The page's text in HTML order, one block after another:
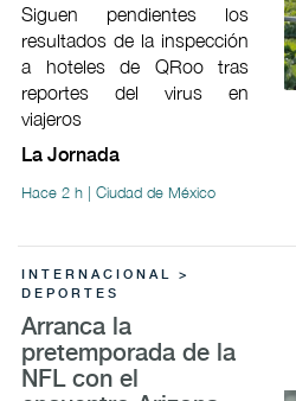
Siguen pendientes los
resultados de la inspección
a hoteles de QRoo tras
reportes del virus en
viajeros
La Jornada
Hace 2 h | Ciudad de México
INTERNACIONAL >
DEPORTES
Arranca la
pretemporada de la
NFL con el